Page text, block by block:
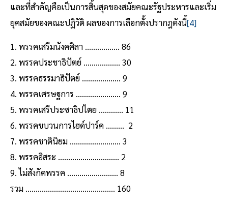
และที่สำคัญคือเป็นการสิ้นสุดของสมัยคณะรัฐประหารและเริ่ม
ยุคสมัยของคณะปฏิวัติ ผลของการเลือกตั้งปรากฎดังนี้[4]
1. พรรคเสรีมนังคศิลา ................. 86
2. พรรคประชาธิปัตย์ .................. 30
3. พรรคธรรมาธิปัตย์ ................... 9
4. พรรคเศรษฐการ ...................... 9
5. พรรคเสรีประซาธิปไตย ............ 11
6. พรรคขบวนการไฮด์ปาร์ค ......... 2
7. พรรคชาตินิยม ......................... 3
8. พรรคอิสระ .............................. 2
9. ไม่สังกัดพรรค ......................... 8
รวม ............................................ 160